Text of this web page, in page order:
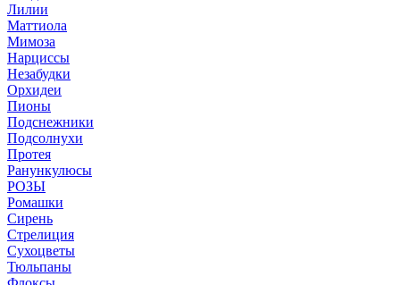
Лилии
Маттиола
Мимоза
Нарциссы
Незабудки
Орхидеи
Пионы
Подснежники
Подсолнухи
Протея
Ранункулюсы
РОЗЫ
Ромашки
Сирень
Стрелиция
Сухоцветы
Тюльпаны